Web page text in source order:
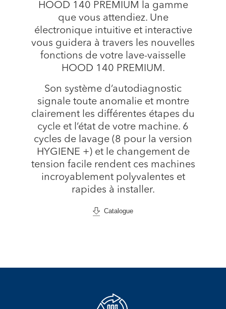
HOOD 140 PREMIUM la gamme
que vous attendiez. Une
électronique intuitive et interactive
vous guidera à travers les nouvelles
fonctions de votre lave-vaisselle
HOOD 140 PREMIUM.
Son système d’autodiagnostic
signale toute anomalie et montre
clairement les différentes étapes du
cycle et l’état de votre machine. 6
cycles de lavage (8 pour la version
HYGIENE +) et le changement de
tension facile rendent ces machines
incroyablement polyvalentes et
rapides à installer.
Catalogue